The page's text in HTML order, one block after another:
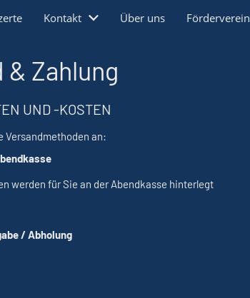
Kontakt Über uns Förderverein
& Zahlung
UND -KOSTEN
Versandmethoden an:
werden für Sie an der Abendkasse hinterlegt
/ Abholung